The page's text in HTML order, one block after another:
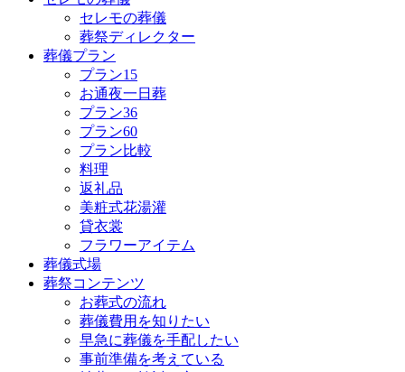
セレモの葬儀
葬祭ディレクター
葬儀プラン
プラン15
お通夜一日葬
プラン36
プラン60
プラン比較
料理
返礼品
美粧式花湯灌
貸衣裳
フラワーアイテム
葬儀式場
葬祭コンテンツ
お葬式の流れ
葬儀費用を知りたい
早急に葬儀を手配したい
事前準備を考えている